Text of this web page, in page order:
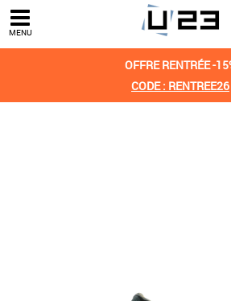
MENU
OFFRE RENTRÉE -
CODE : RENTREE26